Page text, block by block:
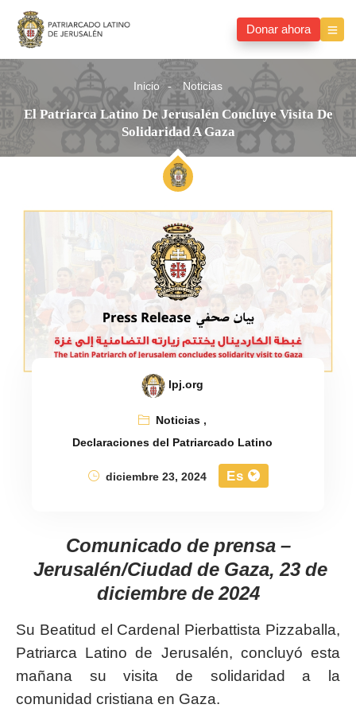
Donar ahora
Inicio Noticias
El Patriarca Latino De Jerusalén Concluye Visita De
Solidaridad A Gaza
lpj.org
Noticias,
Declaraciones del Patriarcado Latino
diciembre 23, 2024
Es
Comunicado de prensa –
Jerusalén/Ciudad de Gaza, 23 de
diciembre de 2024
Su Beatitud el Cardenal Pierbattista Pizzaballa,
Patriarca Latino de Jerusalén, concluyó esta
mañana su visita de solidaridad a la
comunidad cristiana en Gaza.